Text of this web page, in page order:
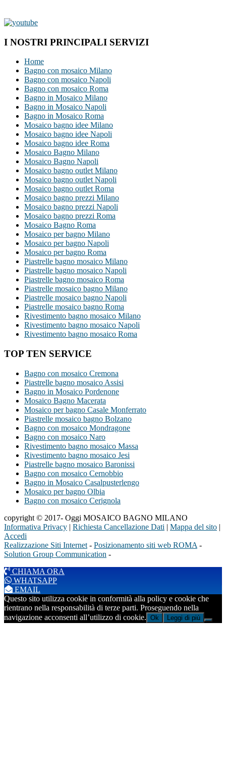
I NOSTRI PRINCIPALI SERVIZI
Home
Bagno con mosaico Milano
Bagno con mosaico Napoli
Bagno con mosaico Roma
Bagno in Mosaico Milano
Bagno in Mosaico Napoli
Bagno in Mosaico Roma
Mosaico bagno idee Milano
Mosaico bagno idee Napoli
Mosaico bagno idee Roma
Mosaico Bagno Milano
Mosaico Bagno Napoli
Mosaico bagno outlet Milano
Mosaico bagno outlet Napoli
Mosaico bagno outlet Roma
Mosaico bagno prezzi Milano
Mosaico bagno prezzi Napoli
Mosaico bagno prezzi Roma
Mosaico Bagno Roma
Mosaico per bagno Milano
Mosaico per bagno Napoli
Mosaico per bagno Roma
Piastrelle bagno mosaico Milano
Piastrelle bagno mosaico Napoli
Piastrelle bagno mosaico Roma
Piastrelle mosaico bagno Milano
Piastrelle mosaico bagno Napoli
Piastrelle mosaico bagno Roma
Rivestimento bagno mosaico Milano
Rivestimento bagno mosaico Napoli
Rivestimento bagno mosaico Roma
TOP TEN SERVICE
Bagno con mosaico Cremona
Piastrelle bagno mosaico Assisi
Bagno in Mosaico Pordenone
Mosaico Bagno Macerata
Mosaico per bagno Casale Monferrato
Piastrelle mosaico bagno Bolzano
Bagno con mosaico Mondragone
Bagno con mosaico Naro
Rivestimento bagno mosaico Massa
Rivestimento bagno mosaico Jesi
Piastrelle bagno mosaico Baronissi
Bagno con mosaico Cernobbio
Bagno in Mosaico Casalpusterlengo
Mosaico per bagno Olbia
Bagno con mosaico Cerignola
copyright © 2017- Oggi MOSAICO BAGNO MILANO
Informativa Privacy | Richiesta Cancellazione Dati | Mappa del sito |
Accedi
Realizzazione Siti Internet - Posizionamento siti web ROMA -
Solution Group Communication -
CHIAMA ORA
WHATSAPP
EMAIL
Questo sito utilizza cookie in conformità alla policy e cookie che
rientrano nella responsabilità di terze parti. Proseguendo nella
navigazione acconsenti all’utilizzo di cookie. Ok Leggi di più